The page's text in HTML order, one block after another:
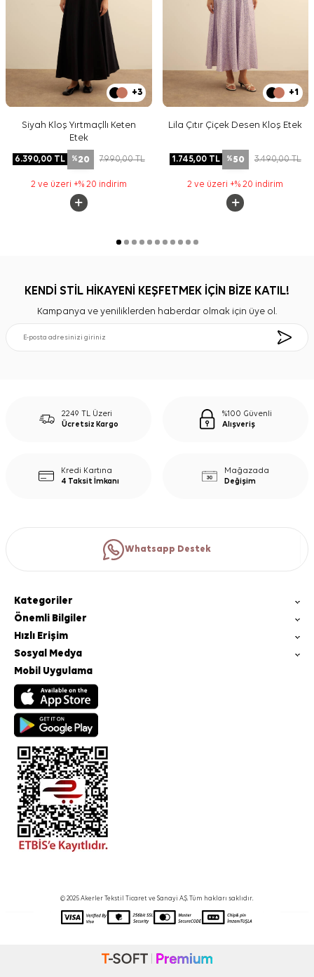
+3
Siyah Kloş Yırtmaçllı Keten
Etek
6.390,00TL %20 7.990,00TL
2 ve üzeri +% 20 indirim
+1
Lila Çıtır Çiçek Desen Kloş Etek
1.745,00TL %50 3.490,00TL
2 ve üzeri +% 20 indirim
KENDİ STİL HİKAYENİ KEŞFETMEK İÇİN BİZE KATIL!
Kampanya ve yeniliklerden haberdar olmak için üye ol.
2249 TL Üzeri
Ücretsiz Kargo
%100 Güvenli
Alışveriş
Kredi Kartına
4 Taksit İmkanı
Mağazada
Değişim
Whatsapp Destek
Kategoriler
Önemli Bilgiler
Hızlı Erişim
Sosyal Medya
Mobil Uygulama
© 2025 Akerler Tekstil Ticaret ve Sanayi A.Ş. Tüm hakları saklıdır.